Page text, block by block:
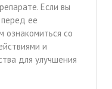
Если вы
ее
ознакомиться со
и
для улучшения